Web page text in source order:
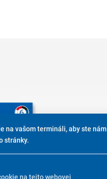
na vašom termináli, aby ste nám
stránky.
na tejto webovej